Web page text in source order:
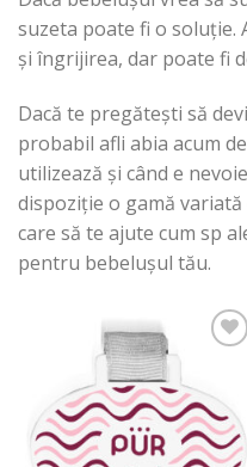
suzeta poate fi o soluție.
și îngrijirea, dar poate fi
Dacă te pregătești să
probabil afli abia acum
utilizează și când e
dispoziție o gamă
care să te ajute cum sp
pentru bebelușul tău.
Wishlist